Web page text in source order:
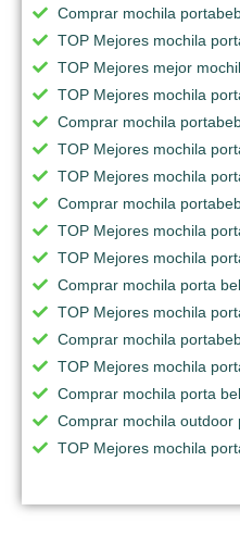
Comprar mochila
TOP Mejores mochila
TOP Mejores mejor
TOP Mejores mochila
Comprar mochila
TOP Mejores mochila
TOP Mejores mochila
Comprar mochila
TOP Mejores mochila
TOP Mejores mochila
Comprar mochila porta
TOP Mejores mochila
Comprar mochila
TOP Mejores mochila
Comprar mochila porta
Comprar mochila outdoor
TOP Mejores mochila